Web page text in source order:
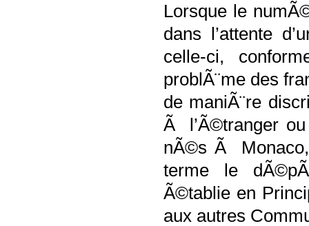
Lorsque le
dans l’attente
celle-ci,
problÃ¨me des
de maniÃ¨re
Ã l’Ã©tranger ou
nÃ©s Ã
terme le
Ã©tablie en
aux autres